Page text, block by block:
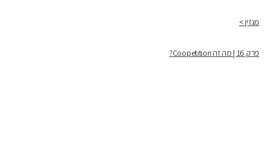
מגזין >
פרק 16 | מה זה Coopetition?